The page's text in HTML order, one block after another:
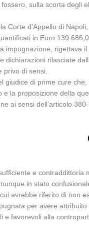
sulla scorta degli
d’Appello di
in Euro
impugnazione,
rilasciate
privo di sensi.
giudice di prime cure
la proposizione della
ai sensi dell’articolo
e
in stato
avrebbe riferito di non
per avere
e favorevoli alla